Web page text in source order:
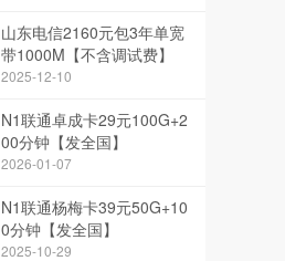
山东电信2160元包3年单宽
带1000M【不含调试费】
2025-12-10
N1联通卓成卡29元100G+2
00分钟【发全国】
2026-01-07
N1联通杨梅卡39元50G+10
0分钟【发全国】
2025-10-29